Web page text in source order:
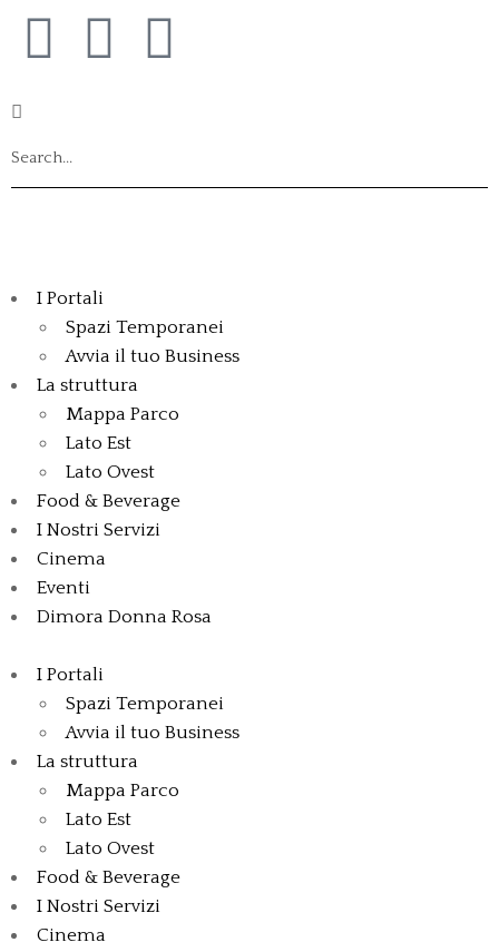
I Portali
Spazi Temporanei
Avvia il tuo Business
La struttura
Mappa Parco
Lato Est
Lato Ovest
Food & Beverage
I Nostri Servizi
Cinema
Eventi
Dimora Donna Rosa
I Portali
Spazi Temporanei
Avvia il tuo Business
La struttura
Mappa Parco
Lato Est
Lato Ovest
Food & Beverage
I Nostri Servizi
Cinema